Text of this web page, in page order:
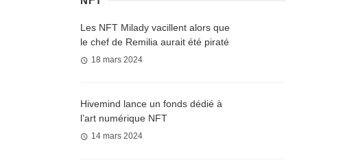
Les NFT Milady vacillent alors que
le chef de Remilia aurait été piraté
18 mars 2024
Hivemind lance un fonds dédié à
l’art numérique NFT
14 mars 2024